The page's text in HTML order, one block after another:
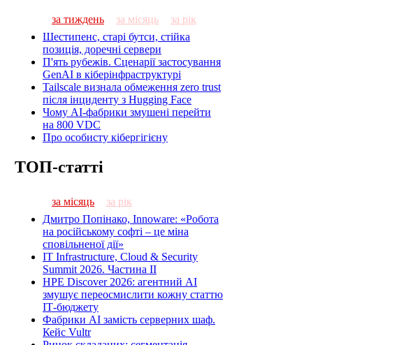
за тиждень за місяць
за рік
Шестипенс, старі бутси, стійка
позиція, доречні сервери
П'ять рубежів. Сценарії застосування
GenAI в кіберінфраструктурі
Tailscale визнала обмеження zero trust
після інциденту з Hugging Face
Чому AI-фабрики змушені перейти
на 800 VDC
Про особисту кібергігієну
ТОП-статті
за місяць
за рік
Дмитро Попінако, Innoware: «Робота
на російському софті – це міна
сповільненої дії»
IT Infrastructure, Cloud & Security
Summit 2026. Частина ІІ
HPE Discover 2026: агентний AI
змушує переосмислити кожну статтю
ІТ-бюджету
Фабрики AI замість серверних шаф.
Кейс Vultr